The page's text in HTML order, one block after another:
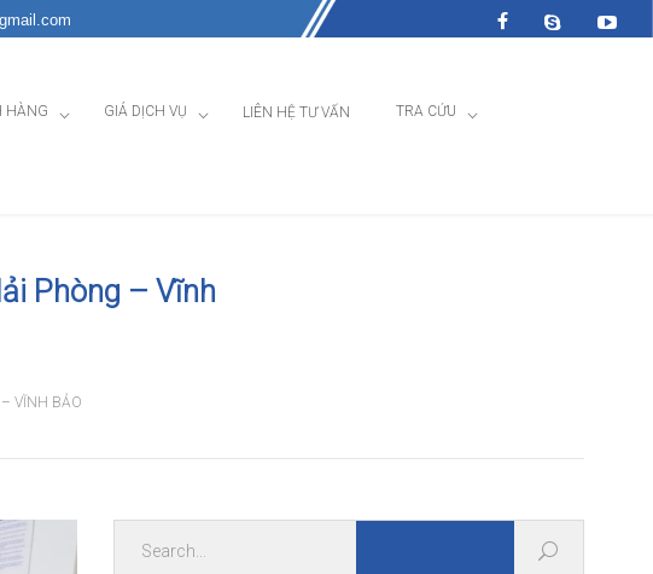
HÀNG GIÁ DỊCH VỤ LIÊN HỆ TƯ VẤN TRA CỨU
Phòng – Vĩnh
VĨNH BẢO